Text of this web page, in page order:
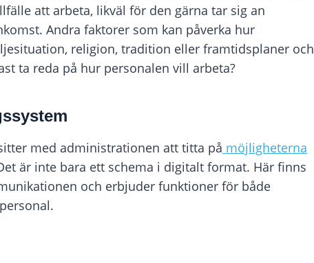
att arbeta, likväl för den gärna tar sig an
Andra faktorer som kan påverka hur
religion, tradition eller framtidsplaner och
ta reda på hur personalen vill arbeta?
med administrationen att titta på möjligheterna
är inte bara ett schema i digitalt format. Här finns
och erbjuder funktioner för både